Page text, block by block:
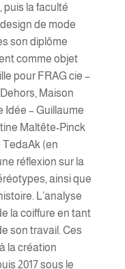
puis la faculté
design de mode
son diplôme
comme objet
pour FRAG cie –
Maison
Idée – Guillaume
Maltête-Pinck
TedaAk (en
réflexion sur la
ainsi que
L’analyse
la coiffure en tant
son travail. Ces
la création
2017 sous le